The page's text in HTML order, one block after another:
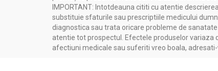
față de sănătatea consumatorilor.
IMPORTANT: Intotdeauna cititi cu atentie
substituie sfaturile sau prescriptiile medicului
diagnostica sau trata oricare probleme de
atentie tot prospectul. Efectele produselor variaza
afectiuni medicale sau suferiti vreo boala,